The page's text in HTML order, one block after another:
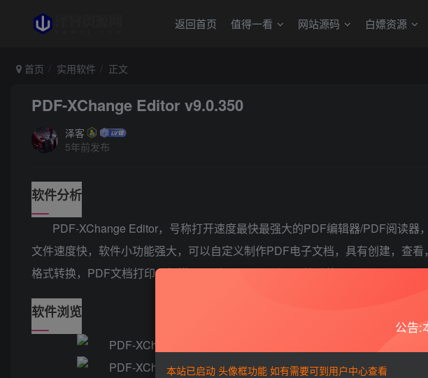
返回首页 值得一看 网站源码 白嫖资源
首页 实用软件 正文
PDF-XChange Editor v9.0.350
泽客
5年前发布
软件分析
PDF-XChange Editor，号称打开速度最快最强大的PDF编辑器/PDF阅读
文件速度快，软件小功能强大，可以自定义制作PDF电子文档，具有创建，查
格式转换，PDF文档打印，扫描仪识别，OCR识别页面等功能。
软件浏览
公告:
本站已启动 头像框功能 如有需要可到用户中心查看